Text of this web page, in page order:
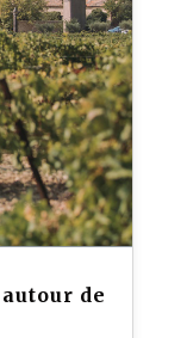
de